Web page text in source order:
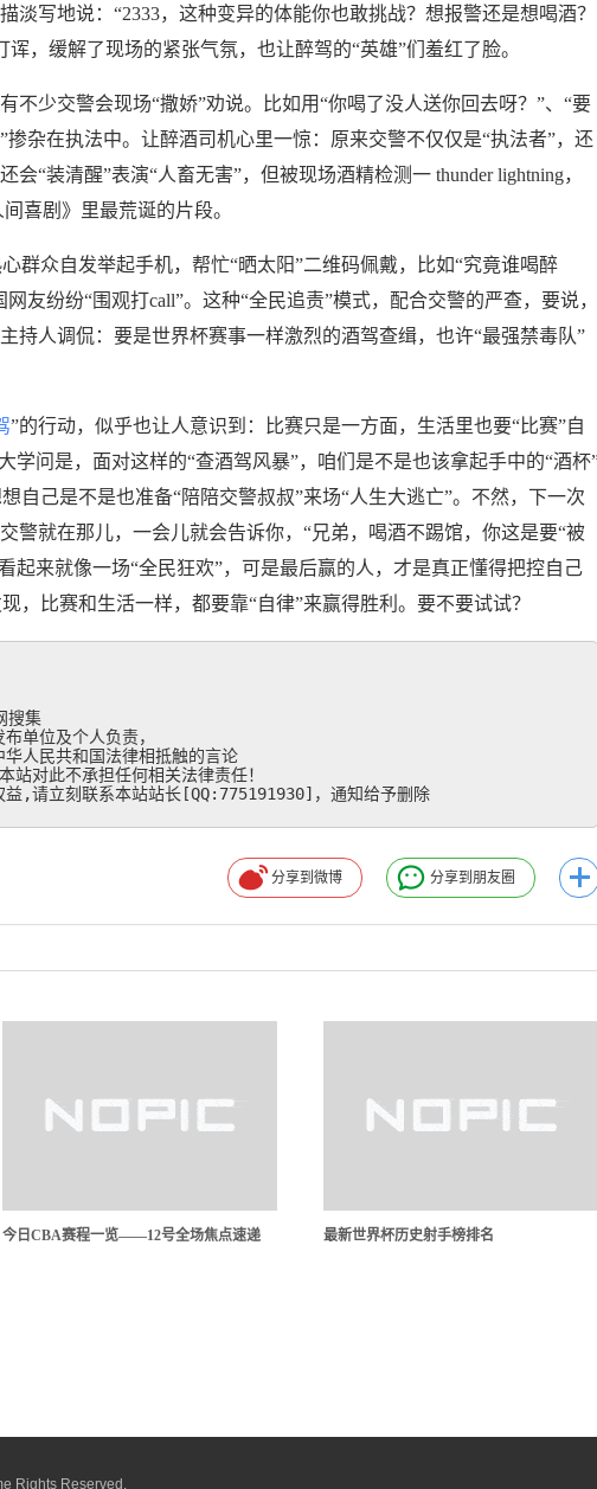
淡写地说：“2333，这种变异的体能你也敢挑战？想报警还是想喝酒？
，缓解了现场的紧张气氛，也让醉驾的“英雄”们羞红了脸。
不少交警会现场“撒娇”劝说。比如用“你喝了没人送你回去呀？”、“要
掺杂在执法中。让醉酒司机心里一惊：原来交警不仅仅是“执法者”，还
“装清醒”表演“人畜无害”，但被现场酒精检测一 thunder lightning，
喜剧》里最荒诞的片段。
群众自发举起手机，帮忙“晒太阳”二维码佩戴，比如“究竟谁喝醉
友纷纷“围观打call”。这种“全民追责”模式，配合交警的严查，要说，
持人调侃：要是世界杯赛事一样激烈的酒驾查缉，也许“最强禁毒队”
”的行动，似乎也让人意识到：比赛只是一方面，生活里也要“比赛”自
学问是，面对这样的“查酒驾风暴”，咱们是不是也该拿起手中的“酒杯
己是不是也准备“陪陪交警叔叔”来场“人生大逃亡”。不然，下一次
警就在那儿，一会儿就会告诉你，“兄弟，喝酒不踢馆，你这是要“被
起来就像一场“全民狂欢”，可是最后赢的人，才是真正懂得把控自己
，比赛和生活一样，都要靠“自律”来赢得胜利。要不要试试？
集
单位及个人负责，
人民共和国法律相抵触的言论
对此不承担任何相关法律责任！
,请立刻联系本站站长[QQ:775191930]，通知给予删除
分享到微博 分享到朋友圈
今日CBA赛程一览——12号全场焦点速递 最新世界杯历史射手榜排名
Rights Reserved.